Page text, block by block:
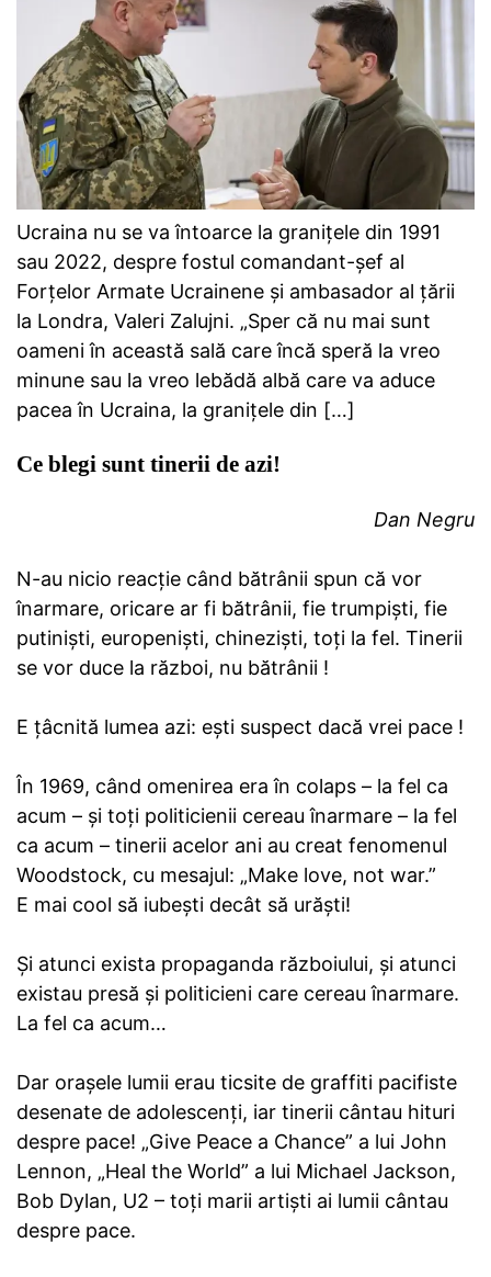
Ucraina nu se va întoarce la granițele din 1991
sau 2022, despre fostul comandant-șef al
Forțelor Armate Ucrainene și ambasador al țării
la Londra, Valeri Zalujni. „Sper că nu mai sunt
oameni în această sală care încă speră la vreo
minune sau la vreo lebădă albă care va aduce
pacea în Ucraina, la granițele din […]
Ce blegi sunt tinerii de azi!
Dan Negru
N-au nicio reacție când bătrânii spun că vor
înarmare, oricare ar fi bătrânii, fie trumpiști, fie
putiniști, europeniști, chineziști, toți la fel. Tinerii
se vor duce la război, nu bătrânii !
E țâcnită lumea azi: ești suspect dacă vrei pace !
În 1969, când omenirea era în colaps – la fel ca
acum – și toți politicienii cereau înarmare – la fel
ca acum – tinerii acelor ani au creat fenomenul
Woodstock, cu mesajul: „Make love, not war.”
E mai cool să iubești decât să urăști!
Și atunci exista propaganda războiului, și atunci
existau presă și politicieni care cereau înarmare.
La fel ca acum…
Dar orașele lumii erau ticsite de graffiti pacifiste
desenate de adolescenți, iar tinerii cântau hituri
despre pace! „Give Peace a Chance” a lui John
Lennon, „Heal the World” a lui Michael Jackson,
Bob Dylan, U2 – toți marii artiști ai lumii cântau
despre pace.